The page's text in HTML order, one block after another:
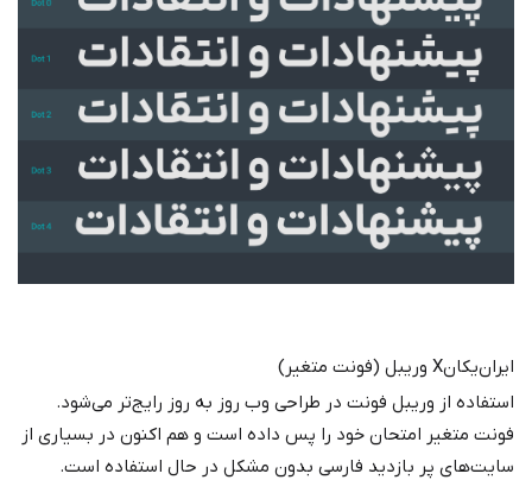
ایران‌یکانX وریبل (فونت متغیر)
استفاده از وریبل فونت در طراحی وب روز به روز رایج‌تر می‌شود.
فونت متغیر امتحان خود را پس داده است و هم اکنون در بسیاری از
سایت‌های پر بازدید فارسی بدون مشکل در حال استفاده است.